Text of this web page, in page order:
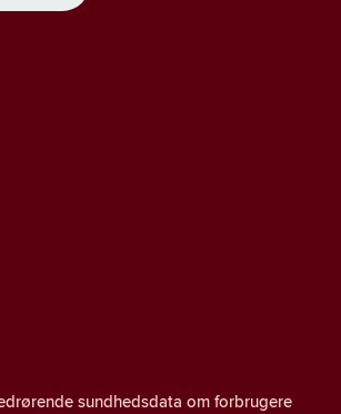
sundhedsdata om forbrugere